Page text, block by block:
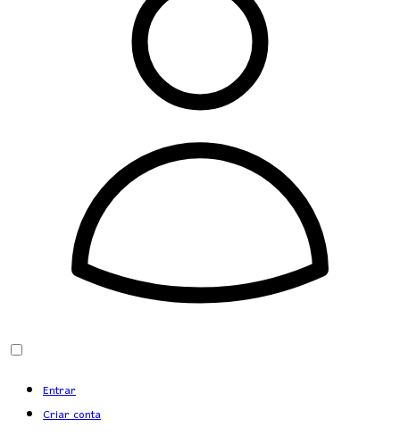
Entrar
Criar conta